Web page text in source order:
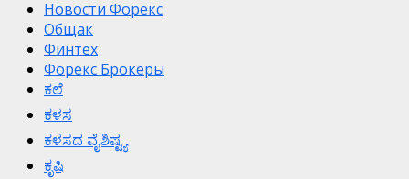
Новости Форекс
Общак
Финтех
Форекс Брокеры
ಕಲೆ
ಕಳಸ
ಕಳಸದ ವೈಶಿಷ್ಟ್ಯ
ಕೃಷಿ